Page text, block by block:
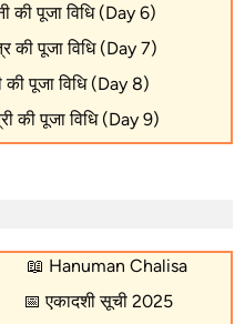
की पूजा विधि (Day 6)
की पूजा विधि (Day 7)
की पूजा विधि (Day 8)
की पूजा विधि (Day 9)
📖 Hanuman Chalisa
📅 एकादशी सूची 2025